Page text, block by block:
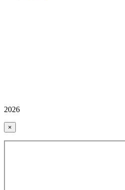
2026
×